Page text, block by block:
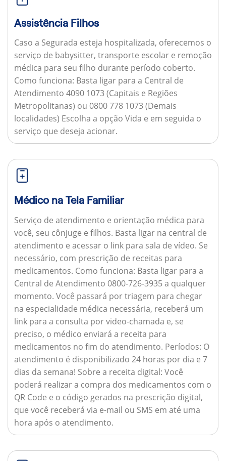
Assistência Filhos
Caso a Segurada esteja hospitalizada, oferecemos o
serviço de babysitter, transporte escolar e remoção
médica para seu filho durante período coberto.
Como funciona: Basta ligar para a Central de
Atendimento 4090 1073 (Capitais e Regiões
Metropolitanas) ou 0800 778 1073 (Demais
localidades) Escolha a opção Vida e em seguida o
serviço que deseja acionar.
Médico na Tela Familiar
Serviço de atendimento e orientação médica para
você, seu cônjuge e filhos. Basta ligar na central de
atendimento e acessar o link para sala de vídeo. Se
necessário, com prescrição de receitas para
medicamentos. Como funciona: Basta ligar para a
Central de Atendimento 0800-726-3935 a qualquer
momento. Você passará por triagem para chegar
na especialidade médica necessária, receberá um
link para a consulta por video-chamada e, se
preciso, o médico enviará a receita para
medicamentos no fim do atendimento. Períodos: O
atendimento é disponibilizado 24 horas por dia e 7
dias da semana! Sobre a receita digital: Você
poderá realizar a compra dos medicamentos com o
QR Code e o código gerados na prescrição digital,
que você receberá via e-mail ou SMS em até uma
hora após o atendimento.